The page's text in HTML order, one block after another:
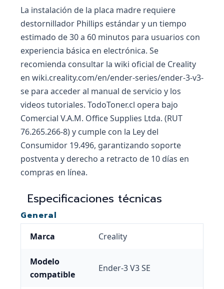
La instalación de la placa madre requiere
destornillador Phillips estándar y un tiempo
estimado de 30 a 60 minutos para usuarios con
experiencia básica en electrónica. Se
recomienda consultar la wiki oficial de Creality
en wiki.creality.com/en/ender-series/ender-3-v3-
se para acceder al manual de servicio y los
videos tutoriales. TodoToner.cl opera bajo
Comercial V.A.M. Office Supplies Ltda. (RUT
76.265.266-8) y cumple con la Ley del
Consumidor 19.496, garantizando soporte
postventa y derecho a retracto de 10 días en
compras en línea.
Especificaciones técnicas
General
Marca Creality
Modelo
compatible
Ender-3 V3 SE